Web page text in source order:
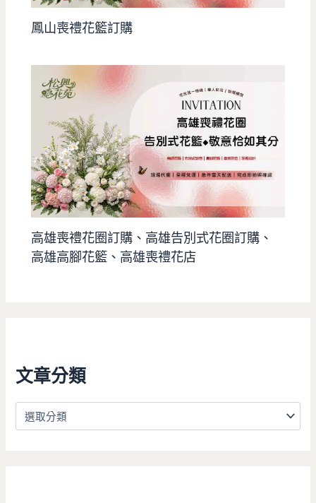
文章分類
鳳山喪禮花籃訂購
高雄喪禮花圈訂購、高雄告別式花圈訂購、
高雄高腳花籃、高雄喪禮花店